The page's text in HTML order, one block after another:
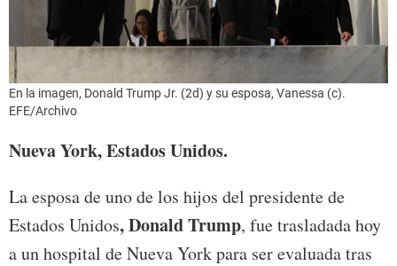
En la imagen, Donald Trump Jr. (2d) y su esposa, Vanessa (c).
EFE/Archivo
Nueva York, Estados Unidos.
La esposa de uno de los hijos del presidente de
Estados Unidos, Donald Trump, fue trasladada hoy
a un hospital de Nueva York para ser evaluada tras